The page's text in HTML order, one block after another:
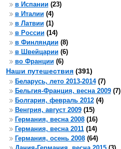
в Испании(23)
в Италии(4)
в Латвии(1)
в России(14)
в Финляндии(8)
в Швейцарии(6)
во Франции(6)
Наши путешествия (391)
Беларусь, лето 2013-2014(7)
Бельгия-Франция, весна 2009(7)
Болгария, февраль 2012(4)
Венгрия, август 2009(15)
Германия, весна 2008(16)
Германия, весна 2011(14)
Германия, осень 2008(64)